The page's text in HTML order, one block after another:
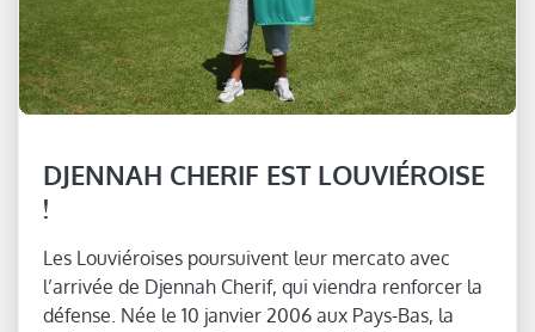
DJENNAH CHERIF EST LOUVIÉROISE
!
Les Louviéroises poursuivent leur mercato avec
l’arrivée de Djennah Cherif, qui viendra renforcer la
défense. Née le 10 janvier 2006 aux Pays-Bas, la